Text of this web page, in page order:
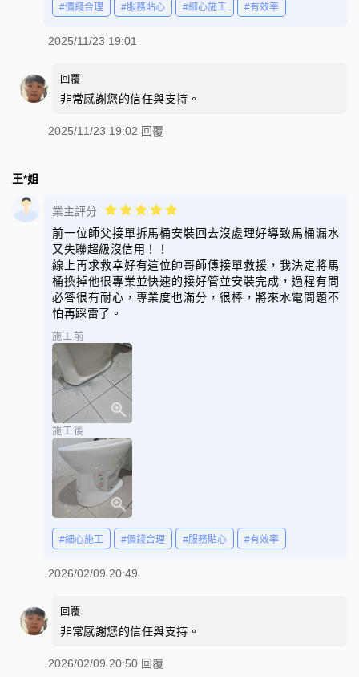
#價錢合理 #服務貼心 #細心施工 #有效率
2025/11/23 19:01
回覆
非常感謝您的信任與支持。
2025/11/23 19:02 回覆
王*姐
業主評分
前一位師父接單拆馬桶安裝回去沒處理好導致馬桶漏水
又失聯超級沒信用！！
線上再求救幸好有這位帥哥師傅接單救援，我決定將馬
桶換掉他很專業並快速的接好管並安裝完成，過程有問
必答很有耐心，專業度也滿分，很棒，將來水電問題不
怕再踩雷了。
施工前
施工後
#細心施工 #價錢合理 #服務貼心 #有效率
2026/02/09 20:49
回覆
非常感謝您的信任與支持。
2026/02/09 20:50 回覆